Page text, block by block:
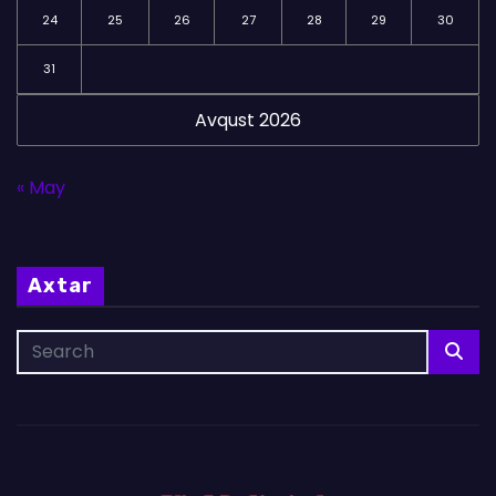
Avqust 2026
24 25 26 27 28 29 30
31
« May
Axtar